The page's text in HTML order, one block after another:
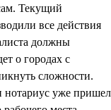
Текущий
все действия
должны
о городах с
сложности.
нотариус уже пришел